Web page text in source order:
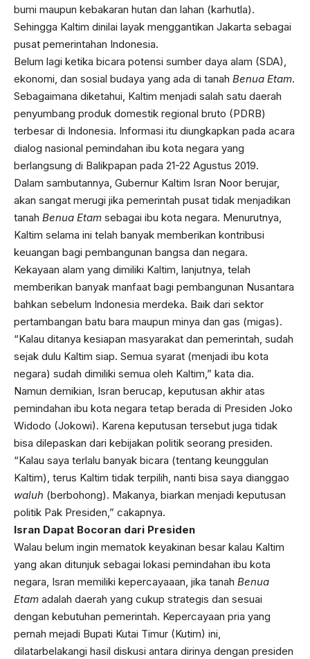
bumi maupun kebakaran hutan dan lahan (karhutla).
Sehingga Kaltim dinilai layak menggantikan Jakarta sebagai
pusat pemerintahan Indonesia.
Belum lagi ketika bicara potensi sumber daya alam (SDA),
ekonomi, dan sosial budaya yang ada di tanah Benua Etam.
Sebagaimana diketahui, Kaltim menjadi salah satu daerah
penyumbang produk domestik regional bruto (PDRB)
terbesar di Indonesia. Informasi itu diungkapkan pada acara
dialog nasional pemindahan ibu kota negara yang
berlangsung di Balikpapan pada 21-22 Agustus 2019.
Dalam sambutannya, Gubernur Kaltim Isran Noor berujar,
akan sangat merugi jika pemerintah pusat tidak menjadikan
tanah Benua Etam sebagai ibu kota negara. Menurutnya,
Kaltim selama ini telah banyak memberikan kontribusi
keuangan bagi pembangunan bangsa dan negara.
Kekayaan alam yang dimiliki Kaltim, lanjutnya, telah
memberikan banyak manfaat bagi pembangunan Nusantara
bahkan sebelum Indonesia merdeka. Baik dari sektor
pertambangan batu bara maupun minya dan gas (migas).
“Kalau ditanya kesiapan masyarakat dan pemerintah, sudah
sejak dulu Kaltim siap. Semua syarat (menjadi ibu kota
negara) sudah dimiliki semua oleh Kaltim,” kata dia.
Namun demikian, Isran berucap, keputusan akhir atas
pemindahan ibu kota negara tetap berada di Presiden Joko
Widodo (Jokowi). Karena keputusan tersebut juga tidak
bisa dilepaskan dari kebijakan politik seorang presiden.
“Kalau saya terlalu banyak bicara (tentang keunggulan
Kaltim), terus Kaltim tidak terpilih, nanti bisa saya dianggao
waluh (berbohong). Makanya, biarkan menjadi keputusan
politik Pak Presiden,” cakapnya.
Isran Dapat Bocoran dari Presiden
Walau belum ingin mematok keyakinan besar kalau Kaltim
yang akan ditunjuk sebagai lokasi pemindahan ibu kota
negara, Isran memiliki kepercayaaan, jika tanah Benua
Etam adalah daerah yang cukup strategis dan sesuai
dengan kebutuhan pemerintah. Kepercayaan pria yang
pernah mejadi Bupati Kutai Timur (Kutim) ini,
dilatarbelakangi hasil diskusi antara dirinya dengan presiden